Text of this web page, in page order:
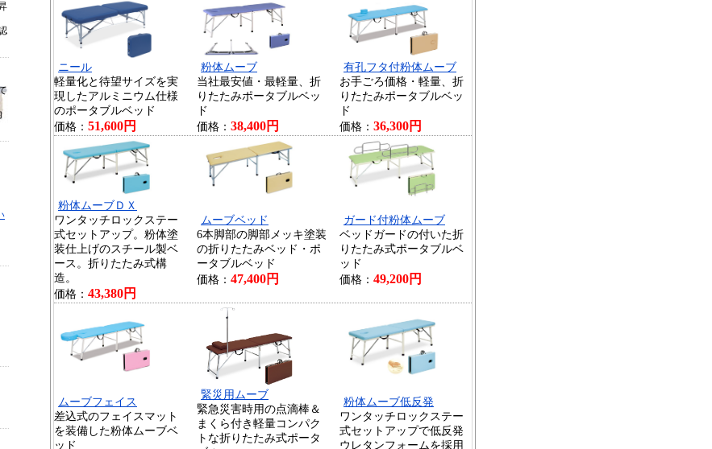
ニール
軽量化と待望サイズを実
現したアルミニウム仕様
のポータブルベッド
価格： 51,600円
粉体ムーブ
当社最安値・最軽量、折
りたたみポータブルベッ
ド
価格： 38,400円
有孔フタ付粉体ムーブ
お手ごろ価格・軽量、折
りたたみポータブルベッ
ド
価格： 36,300円
粉体ムーブＤＸ
ワンタッチロックステー
式セットアップ。粉体塗
装仕上げのスチール製ベ
ース。折りたたみ式構
造。
価格： 43,380円
ムーブベッド
6本脚部の脚部メッキ塗装
の折りたたみベッド・ポ
ータブルベッド
価格： 47,400円
ガード付粉体ムーブ
ベッドガードの付いた折
りたたみ式ポータブルベ
ッド
価格： 49,200円
ムーブフェイス
差込式のフェイスマット
を装備した粉体ムーブベ
ッド
緊災用ムーブ
緊急災害時用の点滴棒＆
まくら付き軽量コンパク
トな折りたたみ式ポータ
粉体ムーブ低反発
ワンタッチロックステー
式セットアップで低反発
ウレタンフォームを採用